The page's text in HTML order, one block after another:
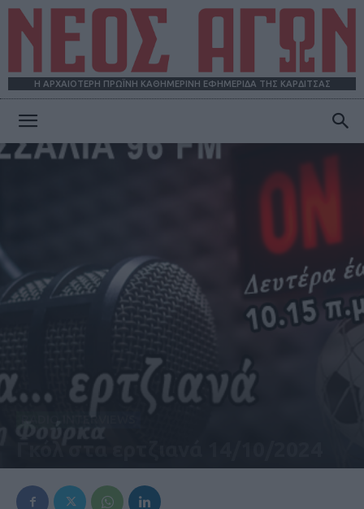
Η ΑΡΧΑΙΟΤΕΡΗ ΠΡΩΪΝΗ ΚΑΘΗΜΕΡΙΝΗ ΕΦΗΜΕΡΙΔΑ ΤΗΣ ΚΑΡΔΙΤΣΑΣ
RADIO INTERVIEWS